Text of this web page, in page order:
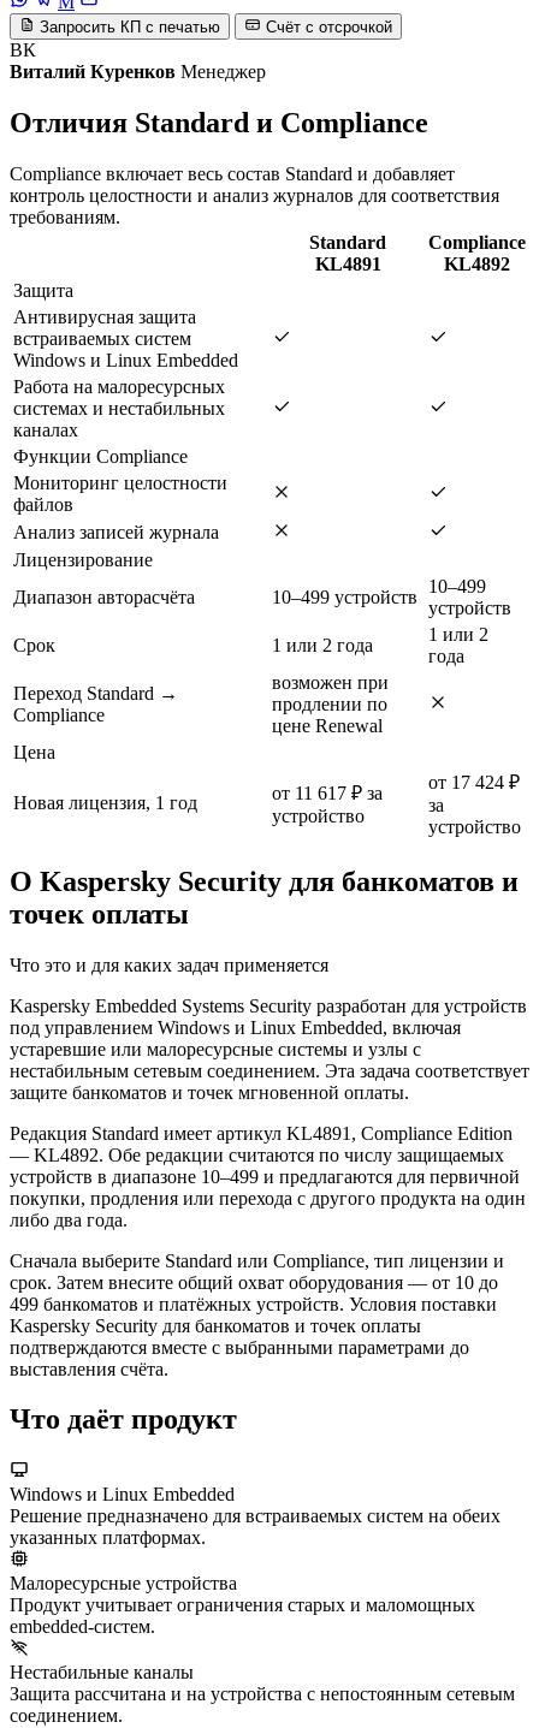
Запросить КП с печатью Счёт с отсрочкой
ВК
Виталий Куренков Менеджер
Отличия Standard и Compliance
Compliance включает весь состав Standard и добавляет
контроль целостности и анализ журналов для соответствия
требованиям.
Standard
KL4891
Compliance
KL4892
Защита
Антивирусная защита
встраиваемых систем
Windows и Linux Embedded
Работа на малоресурсных
системах и нестабильных
каналах
Функции Compliance
Мониторинг целостности
файлов
Анализ записей журнала
Лицензирование
Диапазон авторасчёта
10–499 устройств
10–499
устройств
Срок
1 или 2 года
1 или 2
года
Переход Standard →
Compliance
возможен при
продлении по
цене Renewal
Цена
Новая лицензия, 1 год
от 11 617 ₽ за
устройство
от 17 424 ₽
за
устройство
О Kaspersky Security для банкоматов и
точек оплаты
Что это и для каких задач применяется
Kaspersky Embedded Systems Security разработан для устройств
под управлением Windows и Linux Embedded, включая
устаревшие или малоресурсные системы и узлы с
нестабильным сетевым соединением. Эта задача соответствует
защите банкоматов и точек мгновенной оплаты.
Редакция Standard имеет артикул KL4891, Compliance Edition
— KL4892. Обе редакции считаются по числу защищаемых
устройств в диапазоне 10–499 и предлагаются для первичной
покупки, продления или перехода с другого продукта на один
либо два года.
Сначала выберите Standard или Compliance, тип лицензии и
срок. Затем внесите общий охват оборудования — от 10 до
499 банкоматов и платёжных устройств. Условия поставки
Kaspersky Security для банкоматов и точек оплаты
подтверждаются вместе с выбранными параметрами до
выставления счёта.
Что даёт продукт
Windows и Linux Embedded
Решение предназначено для встраиваемых систем на обеих
указанных платформах.
Малоресурсные устройства
Продукт учитывает ограничения старых и маломощных
embedded-систем.
Нестабильные каналы
Защита рассчитана и на устройства с непостоянным сетевым
соединением.